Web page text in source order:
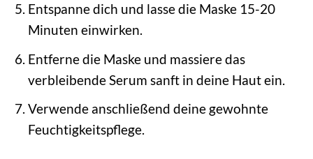
Entspanne dich und lasse die Maske 15-20
Minuten einwirken.
Entferne die Maske und massiere das
verbleibende Serum sanft in deine Haut ein.
Verwende anschließend deine gewohnte
Feuchtigkeitspflege.